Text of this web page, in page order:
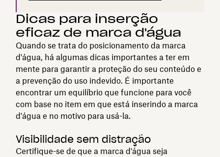
Dicas para inserção
eficaz de marca d'água
Quando se trata do posicionamento da marca
d'água, há algumas dicas importantes a ter em
mente para garantir a proteção do seu conteúdo e
a prevenção do uso indevido. É importante
encontrar um equilíbrio que funcione para você
com base no item em que está inserindo a marca
d'água e no motivo para usá-la.
Visibilidade sem distração
Certifique-se de que a marca d'água seja